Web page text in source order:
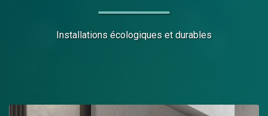
Installations écologiques et durables